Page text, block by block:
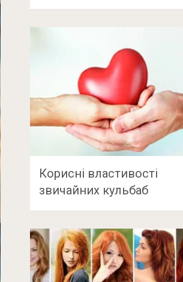
Корисні властивості
звичайних кульбаб